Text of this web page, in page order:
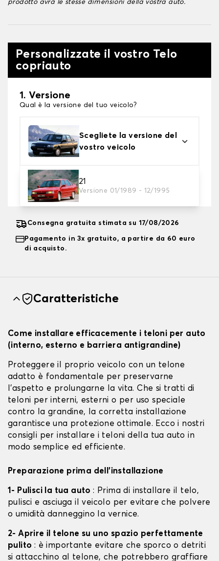
prodotto avrà le stesse dimensioni della vostra auto.
Personalizzate il vostro Telo
copriauto
1. Versione
Qual è la versione del tuo veicolo?
Scegliete la versione del
vostro veicolo
21
Versione 01/1989 - 12/1995
2. Livello di protezione
Scegli il telo protettivo adatto alle tue esigenze
Consegna gratuita stimata su 17/08/2026
Pagamento in 3x gratuito, a partire da 60 euro
di acquisto.
Caratteristiche
Come installare efficacemente i teloni per auto
(interno, esterno e barriera antigrandine)
Proteggere il proprio veicolo con un telone
adatto è fondamentale per preservarne
l'aspetto e prolungarne la vita. Che si tratti di
teloni per interni, esterni o per uso speciale
contro la grandine, la corretta installazione
garantisce una protezione ottimale. Ecco i nostri
consigli per installare i teloni della tua auto in
modo semplice ed efficiente.
Preparazione prima dell'installazione
1- Pulisci la tua auto: Prima di installare il telo,
pulisci e asciuga il veicolo per evitare che polvere
o umidità danneggino la vernice.
2- Aprire il telone su uno spazio perfettamente
pulito : è importante evitare che sporco o detriti
si attacchino al telone, che potrebbero graffiare